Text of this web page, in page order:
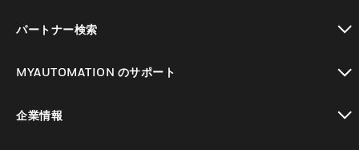
パートナー検索
MYAUTOMATION のサポート
企業情報